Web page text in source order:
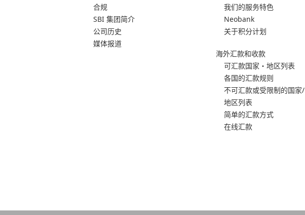
合规
SBI 集团简介
公司历史
媒体报道
我们的服务特色
Neobank
关于积分计划
海外汇款和收款
可汇款国家・地区列表
各国的汇款规则
不可汇款或受限制的国家/
地区列表
简单的汇款方式
在线汇款